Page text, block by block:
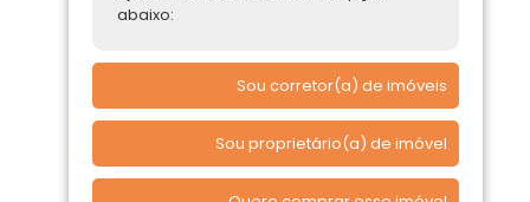
abaixo:
Sou corretor(a) de imóveis
Sou proprietário(a) de imóvel